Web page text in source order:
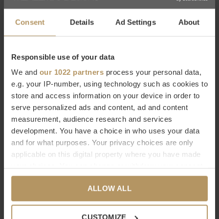
Consent Details Ad Settings About
Responsible use of your data
We and our 1022 partners process your personal data,
e.g. your IP-number, using technology such as cookies to
store and access information on your device in order to
serve personalized ads and content, ad and content
measurement, audience research and services
development. You have a choice in who uses your data
and for what purposes. Your privacy choices are only
applicable on this digital property where you have made
any time from the Cookie Declaration or by clicking on
the Privacy trigger icon.
If you allow, we would also like to:
ALLOW ALL
CUSTOMIZE
valt op de grond en wordt afgevoerd door regen en wind.
RiZZ
De luxe RiZZ matten en bezems zorgen voor deperfect
van uw woning en terras. Naast een chique
uitstraling passend bij uw persoonlijke (levens-) stijl staan de
Dutch Design producten garant vooruitzonderlijke kwaliteit,
functionaliteit en duurzaamheid.
RiZZ deurmatten ongeëvenaard. Dit uit zich in een zeer grote
vuilopname en gebruiksgemak. De matten worden sinds 2001
handmatig door vakmensen geproduceerd in de eigen fabriek